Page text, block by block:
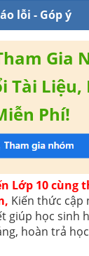
lỗi - Góp ý
Gia
Tài Liệu,
Phí!
Lớp 10 cùng
Kiến thức
giúp học sinh
hoàn trả